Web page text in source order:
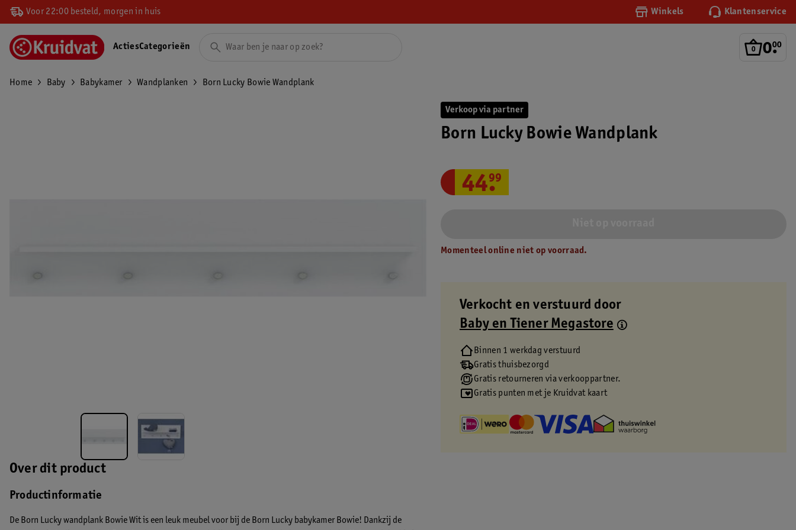
Voor 22:00 besteld, morgen in huis Winkels Klantenservice
0.
00
ActiesCategorieën
Home Baby Babykamer Wandplanken Born Lucky Bowie Wandplank
Over dit product
Productinformatie
De Born Lucky wandplank Bowie Wit is een leuk meubel voor bij de Born Lucky babykamer Bowie! Dankzij de
Verkoop via partner
Born Lucky Bowie Wandplank
44.
99
Momenteel online niet op voorraad.
Verkocht en verstuurd door
Baby en Tiener Megastore
Binnen 1 werkdag verstuurd
Gratis thuisbezorgd
Gratis retourneren via verkooppartner.
Gratis punten met je Kruidvat kaart